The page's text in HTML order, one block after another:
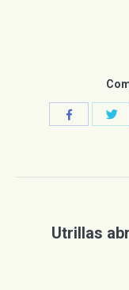
Compartir
entreUtrillas